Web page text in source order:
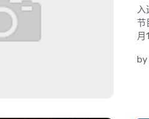
入
节
月